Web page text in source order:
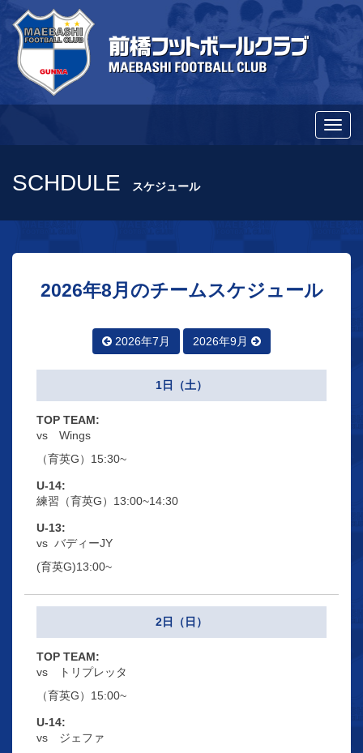
メ
切
SCHDULE スケジュール
2026年8月のチームスケジュール
2026年7月 2026年9月
1日（土）
vs Wings
（育英G）15:30~
練習（育英G）13:00~14:30
vs バディーJY
(育英G)13:00~
2日（日）
vs トリプレッタ
（育英G）15:00~
vs ジェファ